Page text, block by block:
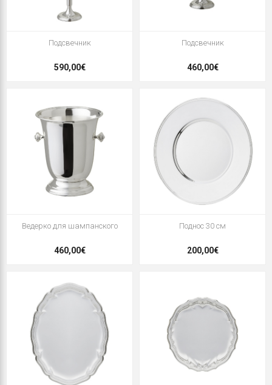
Подсвечник
590,00€
Подсвечник
460,00€
Ведерко для шампанского
460,00€
Поднос 30 см
200,00€